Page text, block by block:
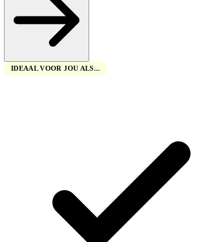
IDEAAL VOOR JOU ALS...